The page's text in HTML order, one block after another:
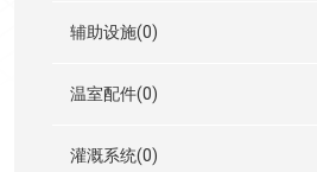
辅助设施(0)
温室配件(0)
灌溉系统(0)